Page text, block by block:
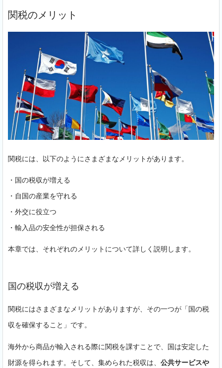
関税のメリット
関税には、以下のようにさまざまなメリットがあります。
・国の税収が増える
・自国の産業を守れる
・外交に役立つ
・輸入品の安全性が担保される
本章では、それぞれのメリットについて詳しく説明します。
国の税収が増える
関税にはさまざまなメリットがありますが、その一つが「国の税
収を確保すること」です。
海外から商品が輸入される際に関税を課すことで、国は安定した
財源を得られます。そして、集められた税収は、 公共サービスや